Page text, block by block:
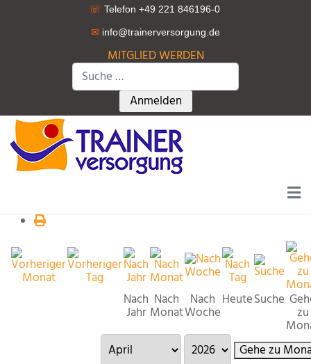
☏ Telefon +49 221 846196-0
✉ info@trainerversorgung.de
MITGLIED WERDEN
Suchen
Type 2 or more characters for
Anmelden
Nach
Jahr
Nach
Monat
Nach
Woche
HeuteSuche
zu
Gehe zu